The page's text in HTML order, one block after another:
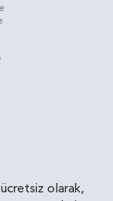
olarak,